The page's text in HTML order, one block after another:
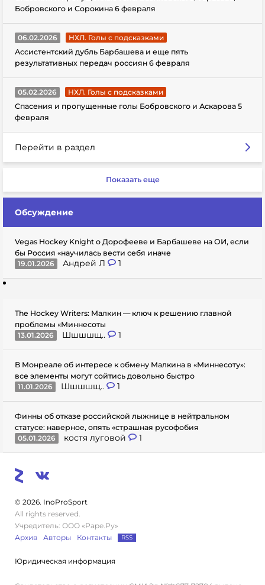
Бобровского и Сорокина 6 февраля
06.02.2026
НХЛ. Голы с подсказками
Ассистентский дубль Барбашева и еще пять
результативных передач россиян 6 февраля
05.02.2026
НХЛ. Голы с подсказками
Спасения и пропущенные голы Бобровского и Аскарова 5
февраля
Перейти в раздел
Показать еще
Обсуждение
Vegas Hockey Knight о Дорофееве и Барбашеве на ОИ, если
бы Россия «научилась вести себя иначе
19.01.2026
Андрей Л 1
The Hockey Writers: Малкин — ключ к решению главной
проблемы «Миннесоты
13.01.2026
Шшшшщ.. 1
В Монреале об интересе к обмену Малкина в «Миннесоту»:
все элементы могут сойтись довольно быстро
11.01.2026
Шшшшщ.. 1
Финны об отказе российской лыжнице в нейтральном
статусе: наверное, опять «страшная русофобия
05.01.2026
костя луговой 1
© 2026. InoProSport
All rights reserved.
Учредитель: ООО «Раре.Ру»
Архив
Авторы Контакты RSS
Юридическая информация